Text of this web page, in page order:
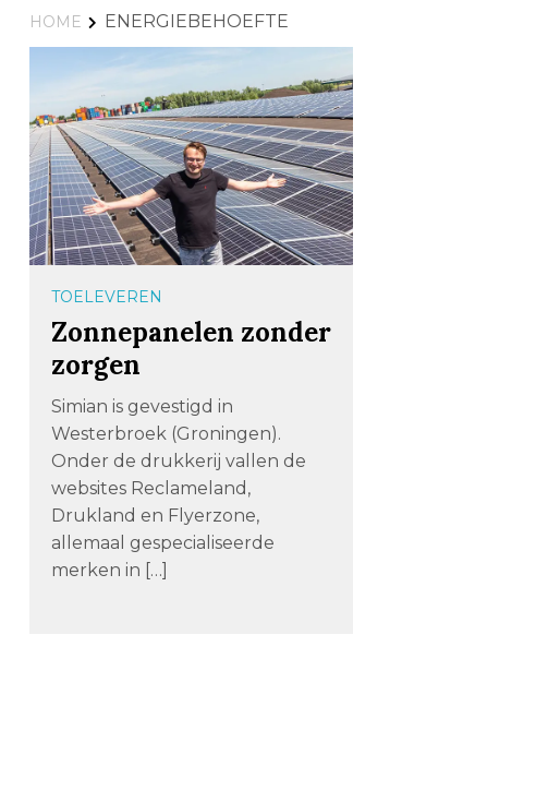
HOME ENERGIEBEHOEFTE
TOELEVEREN
Zonnepanelen zonder
zorgen
Simian is gevestigd in
Westerbroek (Groningen).
Onder de drukkerij vallen de
websites Reclameland,
Drukland en Flyerzone,
allemaal gespecialiseerde
merken in […]